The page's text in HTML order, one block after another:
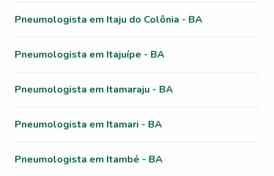
Pneumologista em Itaju do Colônia - BA
Pneumologista em Itajuípe - BA
Pneumologista em Itamaraju - BA
Pneumologista em Itamari - BA
Pneumologista em Itambé - BA